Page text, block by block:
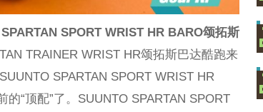
SPORT WRIST HR BARO颂拓斯
TRAINER WRIST HR颂拓斯巴达酷跑来
SPARTAN SPORT WRIST HR
“顶配”了。SUUNTO SPARTAN SPORT